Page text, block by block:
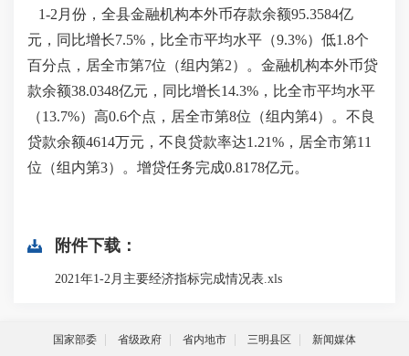
1-2 月份，全县金融机构本外币存款余额95.3584亿
元，同比增长7.5% ，比全市平均水平（9.3%）低1.8个
百分点，居全市第7位（组内第2）。金融机构本外币贷
款余额38.0348亿元，同比增长14.3% ，比全市平均水平
（13.7%）高0.6个点，居全市第8位（组内第4）。不良
贷款余额4614万元，不良贷款率达1.21% ，居全市第11
位（组内第3）。增贷任务完成0.8178亿元。
附件下载：
2021年1-2月主要经济指标完成情况表.xls
国家部委 省级政府 省内地市 三明县区 新闻媒体